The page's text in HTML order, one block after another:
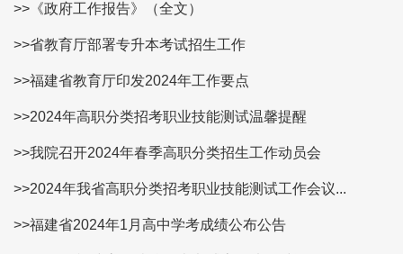
>>《政府工作报告》（全文）
>>省教育厅部署专升本考试招生工作
>>福建省教育厅印发2024年工作要点
>>2024年高职分类招考职业技能测试温馨提醒
>>我院召开2024年春季高职分类招生工作动员会
>>2024年我省高职分类招考职业技能测试工作会议...
>>福建省2024年1月高中学考成绩公布公告